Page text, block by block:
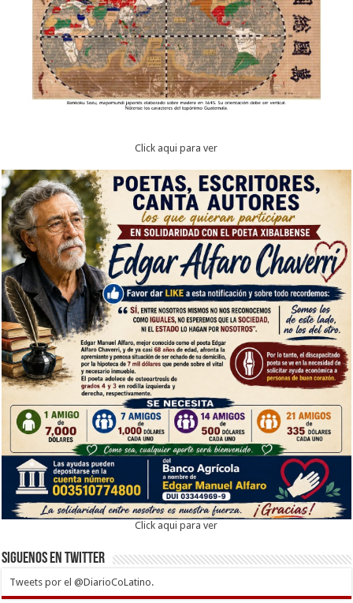
Click aqui para ver
Click aqui para ver
Siguenos en twitter
Tweets por el @DiarioCoLatino.